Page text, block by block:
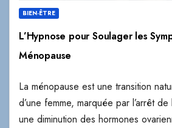
BIEN-ÊTRE
L’Hypnose pour Soulager les
Ménopause
La ménopause est une transition
d’une femme, marquée par l’arrêt
une diminution des hormones